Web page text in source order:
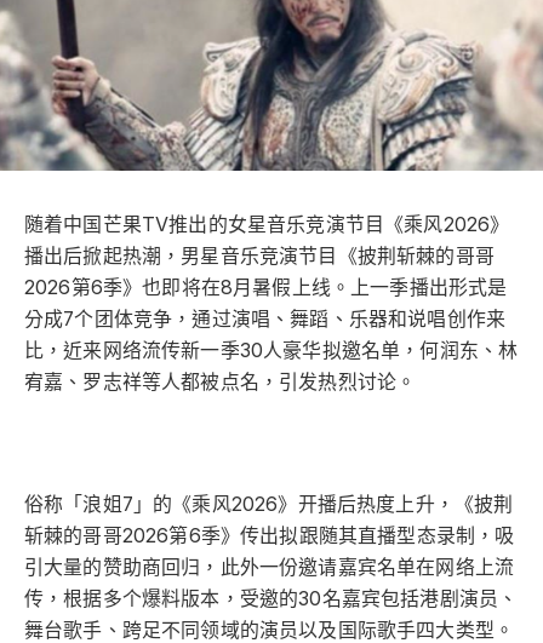
随着中国芒果TV推出的女星音乐竞演节目《乘风2026》
播出后掀起热潮，男星音乐竞演节目《披荆斩棘的哥哥
2026第6季》也即将在8月暑假上线。上一季播出形式是
分成7个团体竞争，通过演唱、舞蹈、乐器和说唱创作来
比，近来网络流传新一季30人豪华拟邀名单，何润东、林
宥嘉、罗志祥等人都被点名，引发热烈讨论。
俗称「浪姐7」的《乘风2026》开播后热度上升，《披荆
斩棘的哥哥2026第6季》传出拟跟随其直播型态录制，吸
引大量的赞助商回归，此外一份邀请嘉宾名单在网络上流
传，根据多个爆料版本，受邀的30名嘉宾包括港剧演员、
舞台歌手、跨足不同领域的演员以及国际歌手四大类型。